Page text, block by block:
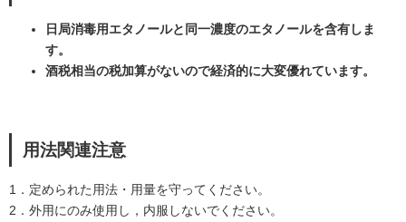
日局消毒用エタノールと同一濃度のエタノールを含有しま
す。
酒税相当の税加算がないので経済的に大変優れています。
用法関連注意
1．定められた用法・用量を守ってください。
2．外用にのみ使用し，内服しないでください。